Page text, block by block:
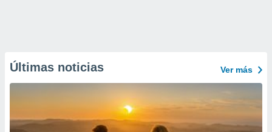
Últimas noticias Ver más